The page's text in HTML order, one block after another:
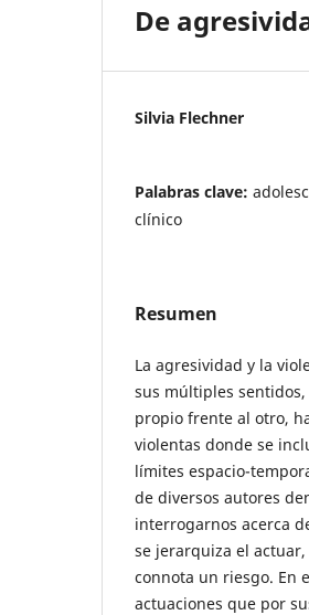
De
Silvia Flechner
Palabras clave:
clínico
Resumen
La agresividad y la
sus múltiples
propio frente al otro,
violentas donde se
límites espacio-
de diversos autores
interrogarnos acerca
se jerarquiza el
connota un riesgo. En
actuaciones que por